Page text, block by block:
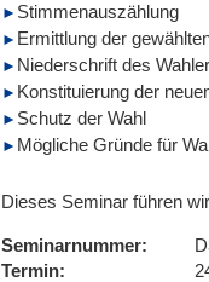
Stimmenauszählung
Ermittlung der
Niederschrift des
Konstituierung der
Schutz der Wahl
Mögliche Gründe für
Dieses Seminar führen
Seminarnummer
Termin